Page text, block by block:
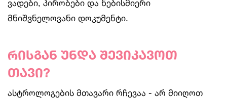
ვადები, პირობები და ნებისმიერი
მნიშვნელოვანი დოკუმენტი.
რისგან უნდა შევიკავოთ
თავი?
ასტროლოგების მთავარი რჩევაა - არ მიიღოთ